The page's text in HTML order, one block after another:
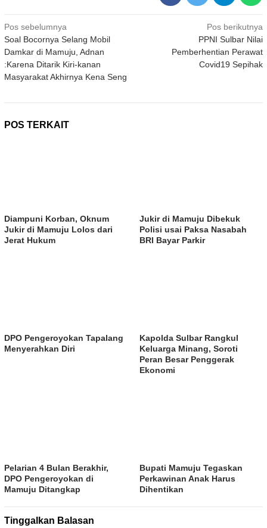
Navigasi
pos
Pos sebelumnya
Soal Bocornya Selang Mobil
Damkar di Mamuju, Adnan
:Karena Ditarik Kiri-kanan
Masyarakat Akhirnya Kena Seng
Pos berikutnya
PPNI Sulbar Nilai
Pemberhentian Perawat
Covid19 Sepihak
POS TERKAIT
Diampuni Korban, Oknum
Jukir di Mamuju Lolos dari
Jerat Hukum
Jukir di Mamuju Dibekuk
Polisi usai Paksa Nasabah
BRI Bayar Parkir
DPO Pengeroyokan Tapalang
Menyerahkan Diri
Kapolda Sulbar Rangkul
Keluarga Minang, Soroti
Peran Besar Penggerak
Ekonomi
Pelarian 4 Bulan Berakhir,
DPO Pengeroyokan di
Mamuju Ditangkap
Bupati Mamuju Tegaskan
Perkawinan Anak Harus
Dihentikan
Tinggalkan Balasan